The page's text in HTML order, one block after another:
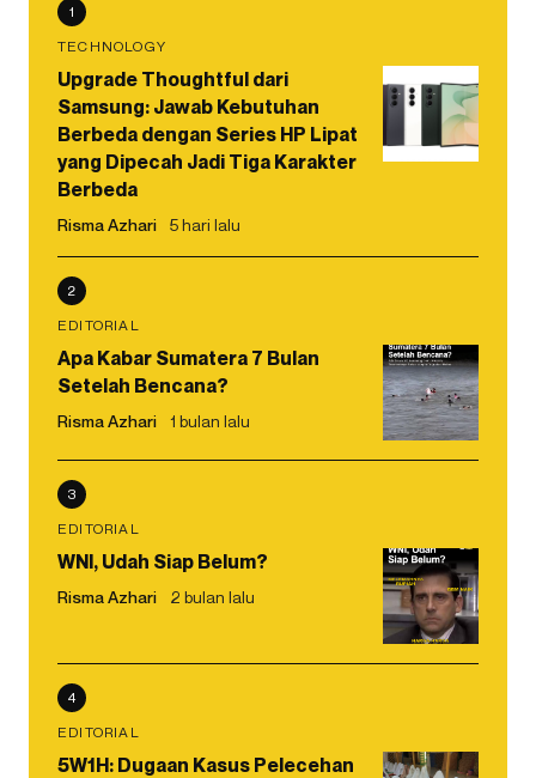
1
TECHNOLOGY
Upgrade Thoughtful dari
Samsung: Jawab Kebutuhan
Berbeda dengan Series HP Lipat
yang Dipecah Jadi Tiga Karakter
Berbeda
Risma Azhari 5 hari lalu
2
EDITORIAL
Apa Kabar Sumatera 7 Bulan
Setelah Bencana?
Risma Azhari 1 bulan lalu
3
EDITORIAL
WNI, Udah Siap Belum?
Risma Azhari 2 bulan lalu
4
EDITORIAL
5W1H: Dugaan Kasus Pelecehan